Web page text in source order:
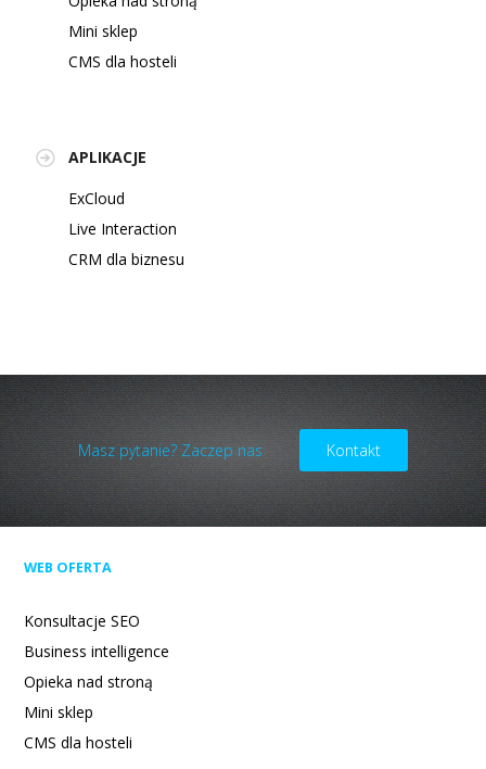
Mini sklep
CMS dla hosteli
APLIKACJE
ExCloud
Live Interaction
CRM dla biznesu
Masz pytanie? Zaczep nas Kontakt
WEB OFERTA
Konsultacje SEO
Business intelligence
Opieka nad stroną
Mini sklep
CMS dla hosteli